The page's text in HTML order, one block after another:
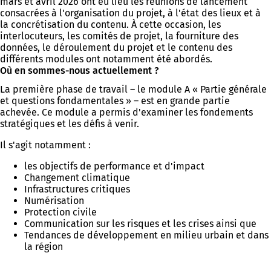
consacrées à l'organisation du projet, à l'état des lieux et à
la concrétisation du contenu. À cette occasion, les
interlocuteurs, les comités de projet, la fourniture des
données, le déroulement du projet et le contenu des
différents modules ont notamment été abordés.
Où en sommes-nous actuellement ?
La première phase de travail – le module A « Partie générale
et questions fondamentales » – est en grande partie
achevée. Ce module a permis d'examiner les fondements
stratégiques et les défis à venir.
Il s'agit notamment :
les objectifs de performance et d'impact
Changement climatique
Infrastructures critiques
Numérisation
Protection civile
Communication sur les risques et les crises ainsi que
Tendances de développement en milieu urbain et dans
la région